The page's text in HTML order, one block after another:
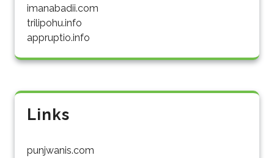
imanabadii.com
trilipohu.info
appruptio.info
Links
punjwanis.com